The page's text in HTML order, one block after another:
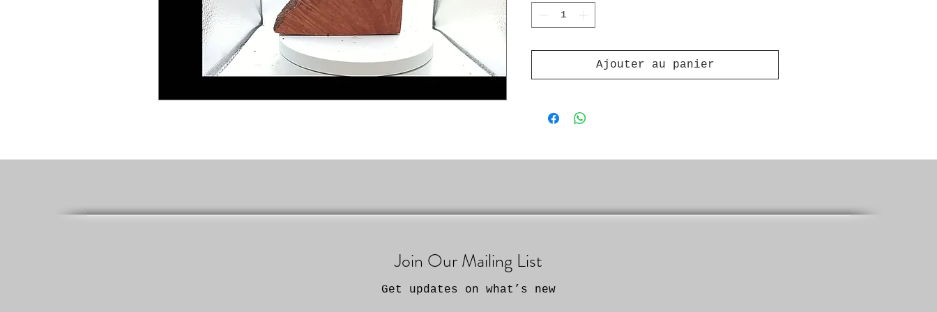
Ajouter au panier
Join Our Mailing List
Get updates on what’s new